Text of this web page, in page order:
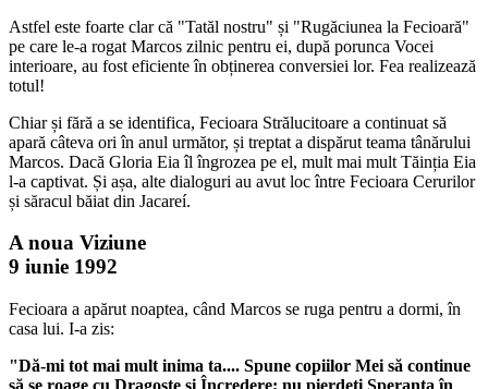
Astfel este foarte clar că "Tatăl nostru" și "Rugăciunea la Fecioară"
pe care le-a rogat Marcos zilnic pentru ei, după porunca Vocei
interioare, au fost eficiente în obținerea conversiei lor. Fea realizează
totul!
Chiar și fără a se identifica, Fecioara Strălucitoare a continuat să
apară câteva ori în anul următor, și treptat a dispărut teama tânărului
Marcos. Dacă Gloria Eia îl îngrozea pe el, mult mai mult Tăinția Eia
l-a captivat. Și așa, alte dialoguri au avut loc între Fecioara Cerurilor
și săracul băiat din Jacareí.
A noua Viziune
9 iunie 1992
Fecioara a apărut noaptea, când Marcos se ruga pentru a dormi, în
casa lui. I-a zis:
"Dă-mi tot mai mult inima ta.... Spune copiilor Mei să continue